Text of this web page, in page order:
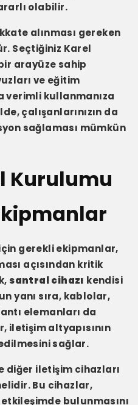
olabilir.
alınması gereken
Seçtiğiniz Karel
arayüze sahip
ve eğitim
verimli kullanmanıza
çalışanlarınızın da
sağlaması mümkün
Kurulumu
gerekli ekipmanlar,
açısından kritik
santral cihazı kendisi
yanı sıra, kablolar,
elemanları da
iletişim altyapısının
sağlar.
diğer iletişim cihazları
Bu cihazlar,
bulunmasını